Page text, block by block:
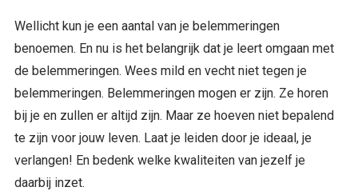
Wellicht kun je een aantal van je belemmeringen
benoemen. En nu is het belangrijk dat je leert omgaan met
de belemmeringen. Wees mild en vecht niet tegen je
belemmeringen. Belemmeringen mogen er zijn. Ze horen
bij je en zullen er altijd zijn. Maar ze hoeven niet bepalend
te zijn voor jouw leven. Laat je leiden door je ideaal, je
verlangen! En bedenk welke kwaliteiten van jezelf je
daarbij inzet.